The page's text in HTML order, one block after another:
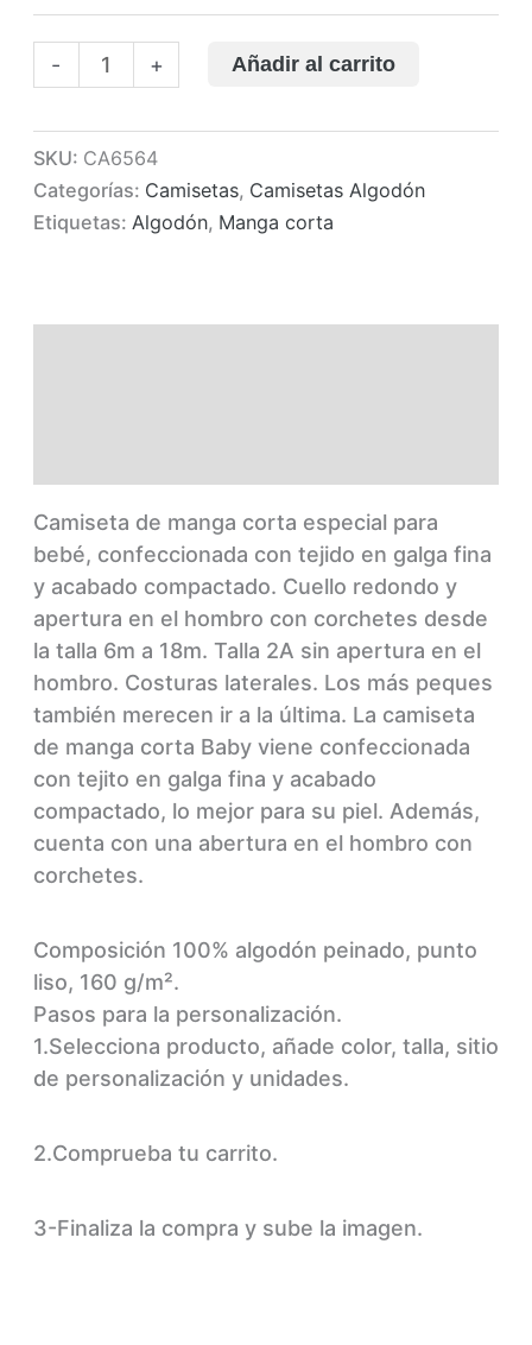
-
Camiseta
personalizada
Baby
cantidad
+ Añadir al carrito
SKU: CA6564
Categorías: Camisetas, Camisetas Algodón
Etiquetas: Algodón, Manga corta
Camiseta de manga corta especial para
bebé, confeccionada con tejido en galga fina
y acabado compactado. Cuello redondo y
apertura en el hombro con corchetes desde
la talla 6m a 18m. Talla 2A sin apertura en el
hombro. Costuras laterales. Los más peques
también merecen ir a la última. La camiseta
de manga corta Baby viene confeccionada
con tejito en galga fina y acabado
compactado, lo mejor para su piel. Además,
cuenta con una abertura en el hombro con
corchetes.
Composición 100% algodón peinado, punto
liso, 160 g/m².
Pasos para la personalización.
1.Selecciona producto, añade color, talla, sitio
de personalización y unidades.
2.Comprueba tu carrito.
3-Finaliza la compra y sube la imagen.